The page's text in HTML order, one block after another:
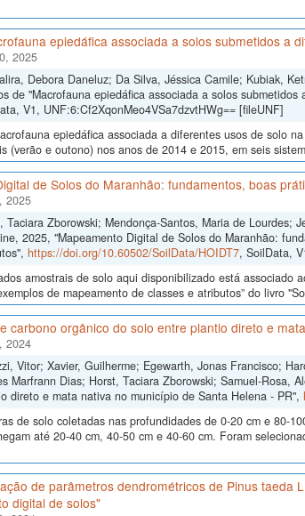
epiedáfica associada a solos submetidos a
2025
Debora Daneluz; Da Silva, Jéssica Camile; Kubiak,
de "Macrofauna epiedáfica associada a solos submetidos
V1, UNF:6:Cf2XqonMeo4VSa7dzvtHWg== [fileUNF]
epiedáfica associada a diferentes usos de solo
(verão e outono) nos anos de 2014 e 2015, em seis
de Solos do Maranhão: fundamentos, boas
2025
Taciara Zborowski; Mendonça-Santos, Maria de Lourdes;
2025, "Mapeamento Digital de Solos do Maranhão:
https://doi.org/10.60502/SoilData/HOIDT7, SoilData,
amostrais de solo aqui disponibilizado está associado
de mapeamento de classes e atributos” do livro
carbono orgânico do solo entre plantio direto e
2024
Vitor; Xavier, Guilherme; Egewarth, Jonas Francisco;
Marfrann Dias; Horst, Taciara Zborowski; Samuel-Rosa,
direto e mata nativa no município de Santa Helena - PR",
de solo coletadas nas profundidades de 0-20 cm e 80-
até 20-40 cm, 40-50 cm e 40-60 cm. Foram
de parâmetros dendrométricos de Pinus
digital de solos"